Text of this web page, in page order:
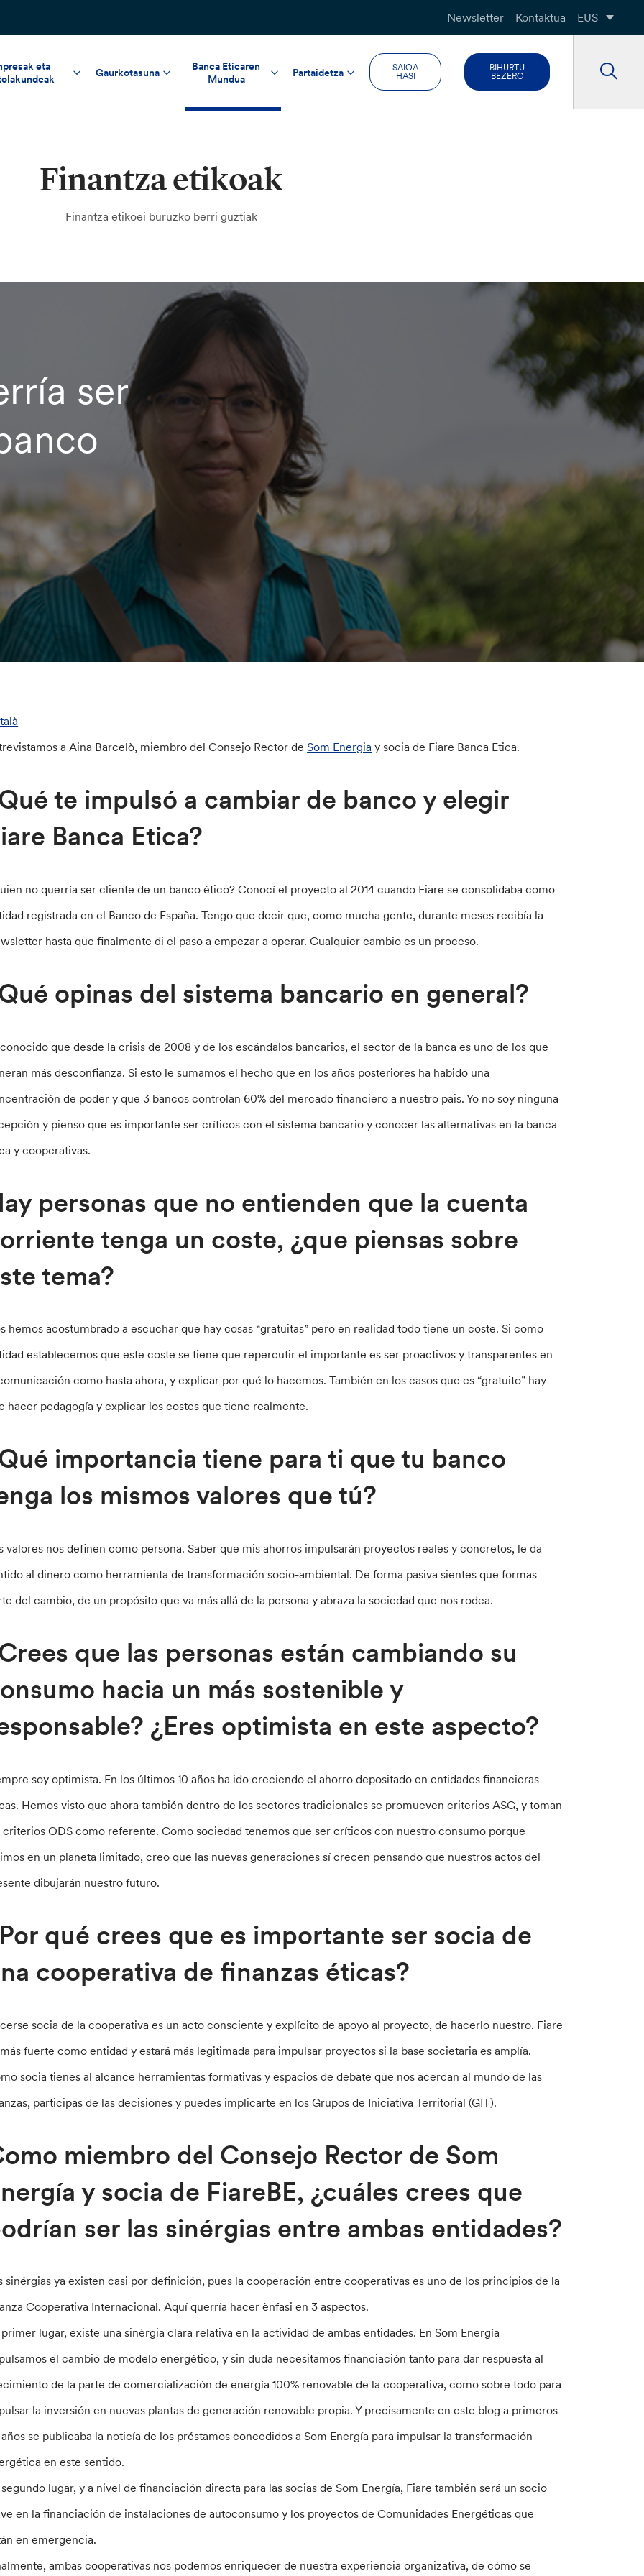
Newsletter Kontaktua EUS
eta
Gaurkotasuna
Banca Eticaren
Mundua
Partaidetza
SAIOA
HASI
BIHURTU
BEZERO
Finantza etikoak
Finantza etikoei buruzko berri guztiak
ser
a Aina Barcelò, miembro del Consejo Rector deSom Energia y socia de Fiare Banca Etica.
te impulsó a cambiar de banco y elegir
Banca Etica?
no querría ser cliente de un banco ético? Conocí el proyecto al 2014 cuando Fiare se consolidaba como
registrada en el Banco de España. Tengo que decir que, como mucha gente, durante meses recibía la
hasta que finalmente di el paso a empezar a operar. Cualquier cambio es un proceso.
opinas del sistema bancario en general?
conocido que desde la crisis de 2008 y de los escándalos bancarios, el sector de la banca es uno de los que
más desconfianza. Si esto le sumamos el hecho que en los años posteriores ha habido una
de poder y que 3 bancos controlan 60% del mercado financiero a nuestro pais. Yo no soy ninguna
y pienso que es importante ser críticos con el sistema bancario y conocer las alternativas en la banca
y cooperativas.
personas que no entienden que la cuenta
tenga un coste, ¿que piensas sobre
tema?
hemos acostumbrado a escuchar que hay cosas “gratuitas” pero en realidad todo tiene un coste. Si como
establecemos que este coste se tiene que repercutir el importante es ser proactivos y transparentes en
como hasta ahora, y explicar por qué lo hacemos. También en los casos que es “gratuito” hay
hacer pedagogía y explicar los costes que tiene realmente.
importancia tiene para ti que tu banco
los mismos valores que tú?
valores nos definen como persona. Saber que mis ahorros impulsarán proyectos reales y concretos, le da
al dinero como herramienta de transformación socio-ambiental. De forma pasiva sientes que formas
del cambio, de un propósito que va más allá de la persona y abraza la sociedad que nos rodea.
que las personas están cambiando su
hacia un más sostenible y
¿Eres optimista en este aspecto?
soy optimista. En los últimos 10 años ha ido creciendo el ahorro depositado en entidades financieras
Hemos visto que ahora también dentro de los sectores tradicionales se promueven criterios ASG, y toman
criterios ODS como referente. Como sociedad tenemos que ser críticos con nuestro consumo porque
en un planeta limitado, creo que las nuevas generaciones sí crecen pensando que nuestros actos del
dibujarán nuestro futuro.
qué crees que es importante ser socia de
cooperativa de finanzas éticas?
socia de la cooperativa es un acto consciente y explícito de apoyo al proyecto, de hacerlo nuestro. Fiare
fuerte como entidad y estará más legitimada para impulsar proyectos si la base societaria es amplía.
socia tienes al alcance herramientas formativas y espacios de debate que nos acercan al mundo de las
participas de las decisiones y puedes implicarte en los Grupos de Iniciativa Territorial (GIT).
miembro del Consejo Rector de Som
y socia de FiareBE, ¿cuáles crees que
ser las sinérgias entre ambas entidades?
sinérgias ya existen casi por definición, pues la cooperación entre cooperativas es uno de los principios de la
Cooperativa Internacional. Aquí querría hacer ènfasi en 3 aspectos.
primer lugar, existe una sinèrgia clara relativa en la actividad de ambas entidades. En Som Energía
el cambio de modelo energético, y sin duda necesitamos financiación tanto para dar respuesta al
de la parte de comercialización de energía 100% renovable de la cooperativa, como sobre todo para
la inversión en nuevas plantas de generación renovable propia. Y precisamente en este blog a primeros
se publicaba la noticía de los préstamos concedidos a Som Energía para impulsar la transformación
en este sentido.
segundo lugar, y a nivel de financiación directa para las socias de Som Energía, Fiare también será un socio
en la financiación de instalaciones de autoconsumo y los proyectos de Comunidades Energéticas que
en emergencia.
ambas cooperativas nos podemos enriquecer de nuestra experiencia organizativa, de cómo se